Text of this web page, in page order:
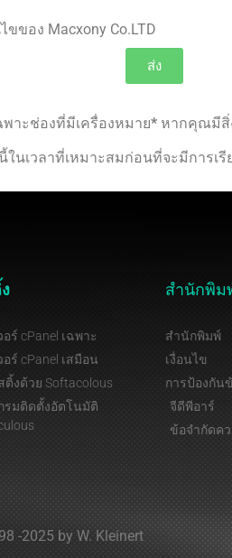
ของ Macxony Co.LTD
ส่ง
าะช่องที่มีเครื่องหมาย* หากคุณมีสิ่
นเวลาที่เหมาะสมก่อนที่จะมีการเรี
อร์ cPanel เฉพาะ
อร์ cPanel เสมือน
ติ้งด้วย Softacolous
รมติดตั้งอัตโนมัติ
-2025 by W. Kleinert
สำนักพิม
สำนักพิมพ์
เงื่อนไข
การป้องกัน
จีดีพีอาร์
ข้อจำกัดค